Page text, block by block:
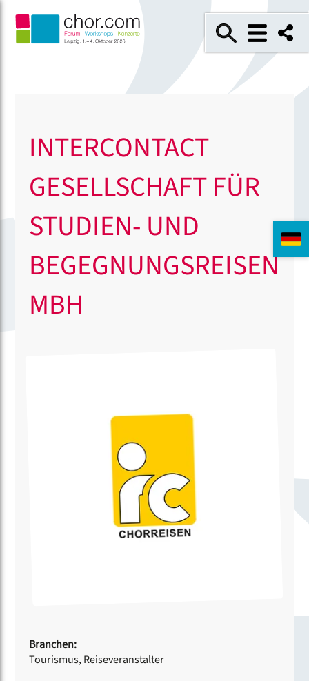
INTERCONTACT
GESELLSCHAFT FÜR
STUDIEN- UND
BEGEGNUNGSREISEN
MBH
Branchen:
Tourismus, Reiseveranstalter